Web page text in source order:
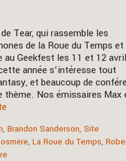
Tear, qui rassemble les
de la Roue du Temps et
au Geekfest les 11 et 12
année s’intéresse tout
et beaucoup de
thème. Nos émissaires Max
,Brandon Sanderson,Site
,La Roue du Temps,